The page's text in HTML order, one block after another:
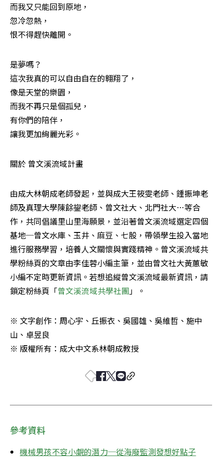
而我又只能回到原地，
忽冷忽熱，
恨不得趕快離開。
是夢嗎？
這次我真的可以自由自在的翱翔了，
像是天堂的樂園，
而我不再只是個孤兒，
有你們的陪伴，
讓我更加絢麗光彩。
關於 曾文溪流域計畫
由成大林朝成老師發起，並與成大王筱雯老師、鍾振坤老
師及真理大學陳餘鋆老師、曾文社大、北門社大…等合
作，共同倡議里山里海願景，並沿著曾文溪流域選定四個
基地─曾文水庫、玉井、麻豆、七股，帶領學生投入當地
進行服務學習，培養人文關懷與實踐精神。曾文溪流域共
學粉絲頁的文章由李佳蓉小編主筆，並由曾文社大黃蕙敏
小編不定時更新資訊。若想追縱曾文溪流域最新資訊，請
鎖定粉絲頁「曾文溪流域共學社團」。
※ 文字創作：周心宇、丘振衣、吳國雄、吳維哲、施中
山、卓昱良
※ 版權所有：成大中文系林朝成教授
參考資料
機械男孩不容小覷的潛力─從海廢監測發想好點子